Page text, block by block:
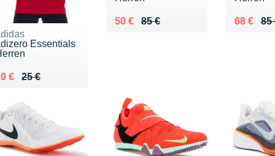
Essentials
25 €
lieu de 25 €
€ 20 €
85 €
Au lieu de 85 €
50 €
Vendu 50 € 85
Au lieu
68 €
Vendu